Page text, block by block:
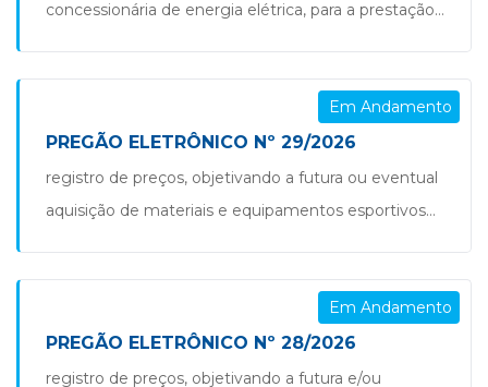
públicos de uso comum, do município de são jorge
concessionária de energia elétrica, para a prestação
distribuição elétrica e implantação de iluminação
pública para atendimento ao loteamento vitória ii,
neste município de são jorge d’oeste- pr.
concorrência nº 02.2026
Em Andamento
PREGÃO ELETRÔNICO Nº 29/2026
registro de preços, objetivando a futura ou eventual
aquisição de materiais e equipamentos esportivos
município de são jorge d’oeste-pr. pregão nº 29.2026
Em Andamento
PREGÃO ELETRÔNICO Nº 28/2026
registro de preços, objetivando a futura e/ou